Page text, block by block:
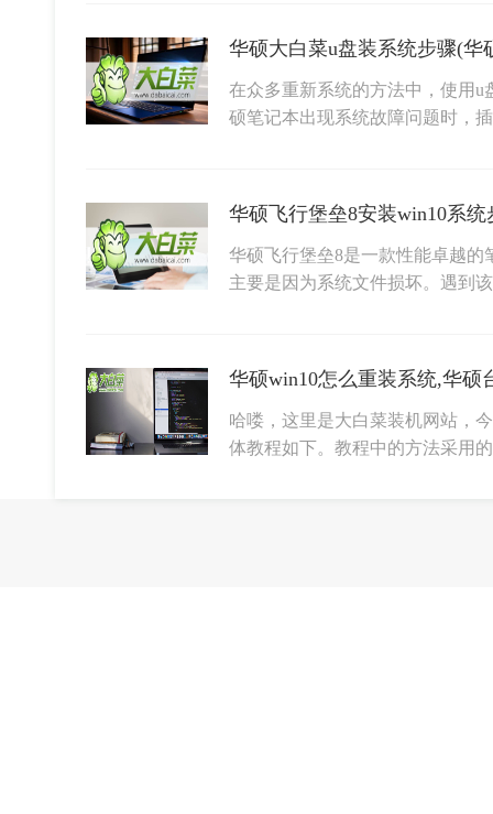
华硕大白菜u盘装系统步骤(华
在众多重新系统的方法中，使用
硕笔记本出现系统故障问题时，
华硕飞行堡垒8安装win10系
华硕飞行堡垒8是一款性能卓越
主要是因为系统文件损坏。遇到
哈喽，这里是大白菜装机网站，
体教程如下。教程中的方法采用